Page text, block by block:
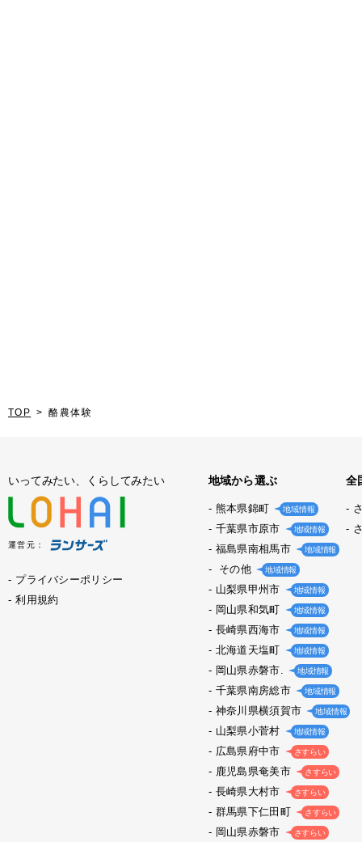
TOP 酪農体験
いってみたい、くらしてみたい
運営元：
プライバシーポリシー
利用規約
地域から選ぶ
熊本県錦町 地域情報
千葉県市原市 地域情報
福島県南相馬市 地域情報
その他 地域情報
山梨県甲州市 地域情報
岡山県和気町 地域情報
長崎県西海市 地域情報
北海道天塩町 地域情報
岡山県赤磐市. 地域情報
千葉県南房総市 地域情報
神奈川県横須賀市 地域情報
山梨県小菅村 地域情報
広島県府中市 さすらい
鹿児島県奄美市 さすらい
長崎県大村市 さすらい
群馬県下仁田町 さすらい
岡山県赤磐市 さすらい
全